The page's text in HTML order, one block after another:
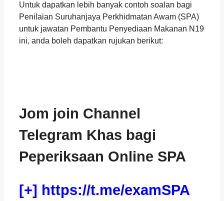
Untuk dapatkan lebih banyak contoh soalan bagi
Penilaian Suruhanjaya Perkhidmatan Awam (SPA)
untuk jawatan Pembantu Penyediaan Makanan N19
ini, anda boleh dapatkan rujukan berikut:
Jom join Channel
Telegram Khas bagi
Peperiksaan Online SPA
[+] https://t.me/examSPA